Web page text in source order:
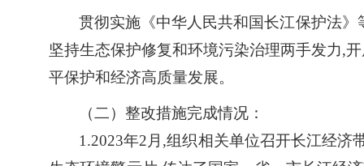
贯彻实施《中华人民共和国长江保护法》
坚持生态保护修复和环境污染治理两手发力,
平保护和经济高质量发展。
（二）整改措施完成情况：
1.2023年2月 ,组织相关单位召开长江经济